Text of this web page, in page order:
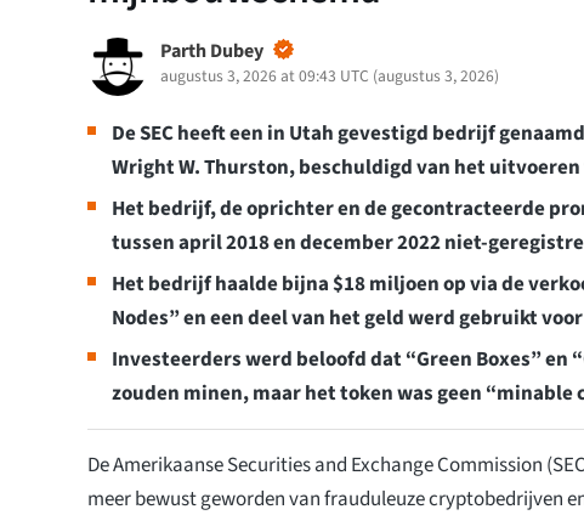
Parth Dubey
augustus 3, 2026 at 09:43 UTC (augustus 3, 2026)
De SEC heeft een in Utah gevestigd bedrijf
Wright W. Thurston, beschuldigd van het
Het bedrijf, de oprichter en de gecontracteerde
tussen april 2018 en december 2022 niet-
Het bedrijf haalde bijna $18 miljoen op via de
Nodes” en een deel van het geld werd gebruikt
Investeerders werd beloofd dat “Green Boxes” en
zouden minen, maar het token was geen “minable
De Amerikaanse Securities and Exchange Commission
meer bewust geworden van frauduleuze cryptobedrijven